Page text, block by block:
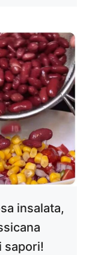
insalata,
sapori!